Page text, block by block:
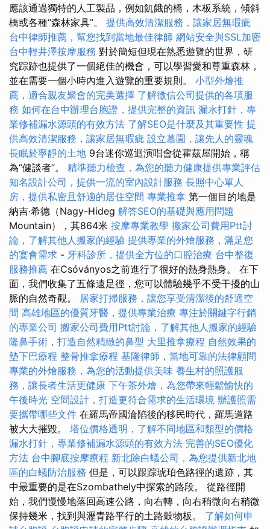
應該通過獨特的人工製品，例如飢餓的橋，木板系統，傾斜
橋或各種“森林家具”。 提供高效清潔服務，讓家居無瑕疵
台中律師推薦，幫您找到當地最佳律師 網站安全與SSL加密
台中輕井澤按摩服務 對於簡短但現在熟悉遊覽的世界，研
究踪跡也提供了一個絕佳的機會，可以學習愛和尊重森林，
並在需要一個小時內進入遊覽的重要規則。 小型外燴推
薦，適合親友聚會的完美選擇 了解徵信公司提供的各項服
務 如何在台中辦理台胞證，提供完整的資訊 漏水打針，專
業修補漏水源頭的有效方法 了解SEO是什麼及其重要性 提
供高效清潔服務，讓家居無瑕疵 設立墓園，讓先人的靈魂
長眠於寧靜的土地 9台迷你巡迴演唱會從霍茲屋開始，稱
為“健談者”。 精準聽力檢查，為您的聽力健康提供專業評估
知名設計公司，提供一流的室內設計服務 長照中心單人
房，提供私密且舒適的居住空間 專業推拿 第一個目的地是
納吉·希德（Nagy-Hideg 解答SEO的基礎與應用問題
Mountain），其864米 按摩專業教學 搬家公司費用Ptt討
論，了解其他人搬家的經驗 提供專業的外燴服務，滿足您
的宴會需求 - 牙科診所，提供全方位的口腔治療 台中整復
服務推薦 在Csóványos之前進行了很好的熱身熱身。 在下
面，我們收集了五條遠足徑，您可以體驗幾乎不受干擾的山
脈的自然奇觀。 居家打掃服務，讓您享受清潔後的舒適空
間 高雄地區的優質牙醫，提供專業治療 專注於關鍵字行銷
的專業公司 搬家公司費用Ptt討論，了解其他人搬家的經驗
隆鼻手術，打造自然精緻的鼻型 大里推拿療程 自然效果的
墊下巴療程 整骨推拿療程 基隆律師，當地可靠的法律顧問
專業的外燴服務，為您的活動提供美味 養生村的照護服
務，讓長者生活更健康 下午茶外燴，為您帶來輕鬆愉快的
午後時光 空間設計，打造更符合需求的生活環境 辦護照需
要攜帶哪些文件 在羅馬帝國淪陷後的移民時代，羅馬道路
被大大摧毀。 塔位價格透明，了解不同地區和類型的價格
漏水打針，專業修補漏水源頭的有效方法 完善的SEO優化
方法 台中腳底按摩療程 新北除白蟻公司，為您提供新北地
區的白蟻防治服務 但是，可以跟踪琥珀色路徑的遺跡，其
中最重要的是在Szombathely中探索的路段。 從路徑開
始，我們慢慢地落回高速公路，向右轉，向右稍微向右稍微
保持幾米，找到與瀝青路平行的土路穀物板。 了解如何申